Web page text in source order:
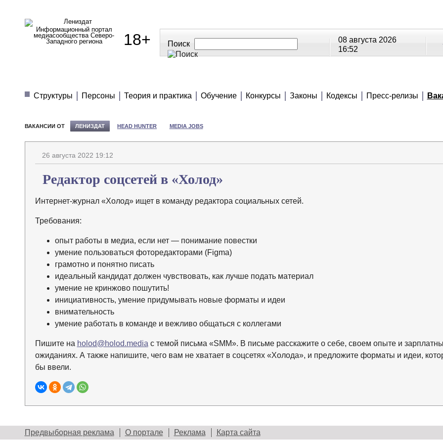
Информационный портал
медиасообщества Северо-
Западного региона
18+ Поиск
08 августа 2026
16:52
Структуры
Персоны Теория и практика Обучение Конкурсы Законы Кодексы Пресс-релизы
ВАКАНСИИ ОТ ЛЕНИЗДАТ HEAD HUNTER MEDIA JOBS
26 августа 2022 19:12
Редактор соцсетей в «Холод»
Интернет-журнал «Холод» ищет в команду редактора социальных сетей.
Требования:
опыт работы в медиа, если нет — понимание повестки
умение пользоваться фоторедакторами (Figma)
грамотно и понятно писать
идеальный кандидат должен чувствовать, как лучше подать материал
умение не кринжово пошутить!
инициативность, умение придумывать новые форматы и идеи
внимательность
умение работать в команде и вежливо общаться с коллегами
Пишите на holod@holod.media с темой письма «SMM». В письме расскажите о себе, своем опыте и
ожиданиях. А также напишите, чего вам не хватает в соцсетях «Холода», и предложите форматы и идеи,
бы ввели.
Предвыборная реклама О портале Реклама Карта сайта